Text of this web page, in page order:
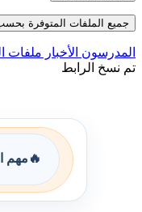
جميع الملفات المتوفرة بحسب
المدرسون الأخبار ملفات
تم نسخ الرابط
🔥 مهم